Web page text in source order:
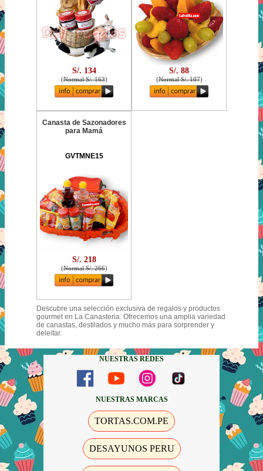
S/. 134
(Normal S/. 163)
S/. 88
(Normal S/. 107)
Canasta de Sazonadores
para Mamá
GVTMNE15
S/. 218
(Normal S/. 266)
Descubre una selección exclusiva de regalos y productos
gourmet en La Canasteria. Ofrecemos una amplia variedad
de canastas, destilados y mucho más para sorprender y
deleitar.
NUESTRAS REDES
NUESTRAS MARCAS
TORTAS.COM.PE
DESAYUNOS PERU